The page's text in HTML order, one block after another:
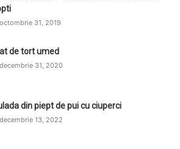
octombrie 31, 2019
de tort umed
decembrie 31, 2020
din piept de pui cu ciuperci
decembrie 13, 2022